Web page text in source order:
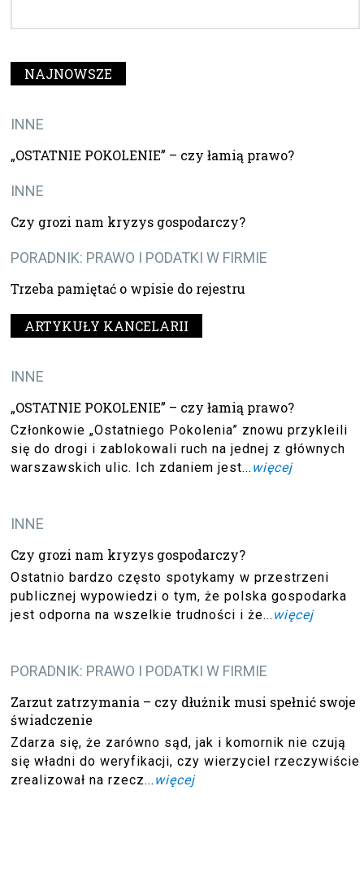
NAJNOWSZE
INNE
„OSTATNIE POKOLENIE” – czy łamią prawo?
INNE
Czy grozi nam kryzys gospodarczy?
PORADNIK: PRAWO I PODATKI W FIRMIE
Trzeba pamiętać o wpisie do rejestru
ARTYKUŁY KANCELARII
INNE
„OSTATNIE POKOLENIE” – czy łamią prawo?
Członkowie „Ostatniego Pokolenia” znowu przykleili
się do drogi i zablokowali ruch na jednej z głównych
warszawskich ulic. Ich zdaniem jest... więcej
INNE
Czy grozi nam kryzys gospodarczy?
Ostatnio bardzo często spotykamy w przestrzeni
publicznej wypowiedzi o tym, że polska gospodarka
jest odporna na wszelkie trudności i że... więcej
PORADNIK: PRAWO I PODATKI W FIRMIE
Zarzut zatrzymania – czy dłużnik musi spełnić swoje
świadczenie
Zdarza się, że zarówno sąd, jak i komornik nie czują
się władni do weryfikacji, czy wierzyciel rzeczywiście
zrealizował na rzecz... więcej